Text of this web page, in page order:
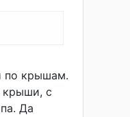
по крышам.
крыши, с
Да